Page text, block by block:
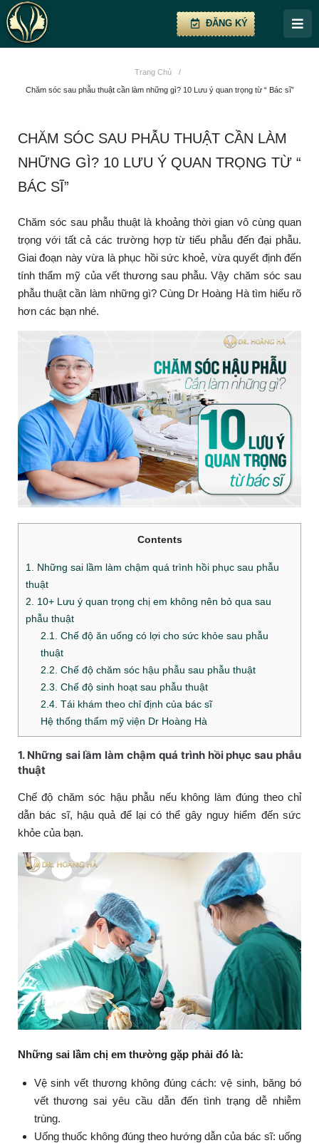
ĐĂNG KÝ
Trang Chủ /
Chăm sóc sau phẫu thuật cần làm những gì? 10 Lưu ý quan trọng từ “ Bác sĩ”
CHĂM SÓC SAU PHẪU THUẬT CẦN LÀM
NHỮNG GÌ? 10 LƯU Ý QUAN TRỌNG TỪ “
BÁC SĨ”
Chăm sóc sau phẫu thuật là khoảng thời gian vô cùng quan
trọng với tất cả các trường hợp từ tiểu phẫu đến đại phẫu.
Giai đoạn này vừa là phục hồi sức khoẻ, vừa quyết định đến
tính thẩm mỹ của vết thương sau phẫu. Vậy chăm sóc sau
phẫu thuật cần làm những gì? Cùng Dr Hoàng Hà tìm hiểu rõ
hơn các bạn nhé.
Contents
1. Những sai lầm làm chậm quá trình hồi phục sau phẫu
thuật
2. 10+ Lưu ý quan trọng chị em không nên bỏ qua sau
phẫu thuật
2.1. Chế độ ăn uống có lợi cho sức khỏe sau phẫu
thuật
2.2. Chế độ chăm sóc hậu phẫu sau phẫu thuật
2.3. Chế độ sinh hoạt sau phẫu thuật
2.4. Tái khám theo chỉ định của bác sĩ
Hệ thống thẩm mỹ viện Dr Hoàng Hà
1. Những sai lầm làm chậm quá trình hồi phục sau phẫu
thuật
Chế độ chăm sóc hậu phẫu nếu không làm đúng theo chỉ
dẫn bác sĩ, hậu quả để lại có thể gây nguy hiểm đến sức
khỏe của bạn.
Những sai lầm chị em thường gặp phải đó là:
Vệ sinh vết thương không đúng cách: vệ sinh, băng bó
vết thương sai yêu cầu dẫn đến tình trạng dễ nhiễm
trùng.
Uống thuốc không đúng theo hướng dẫn của bác sĩ: uống